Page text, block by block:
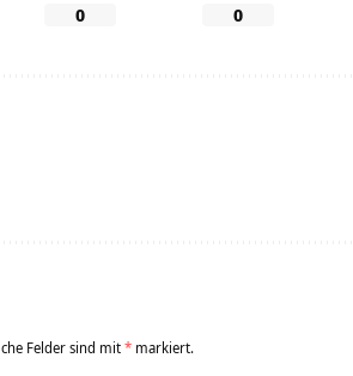
0 0
Felder sind mit* markiert.